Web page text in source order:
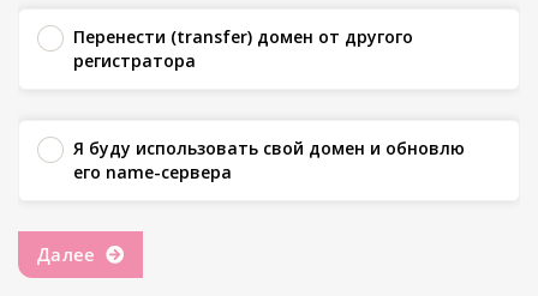
Перенести (transfer) домен от другого
регистратора
Я буду использовать свой домен и обновлю
его name-сервера
Далее